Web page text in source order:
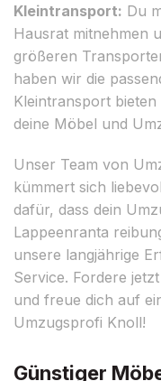
Kleintransport: Du
Hausrat mitnehmen
größeren
haben wir die
Kleintransport
deine Möbel und
Unser Team von
kümmert sich
dafür, dass dein
Lappeenranta
unsere langjährige
Service. Fordere
und freue dich auf
Umzugsprofi Knoll!
Günstiger